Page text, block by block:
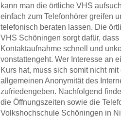
kann man die örtliche VHS
einfach zum Telefonhörer greifen
telefonisch beraten lassen. Die
VHS Schöningen sorgt dafür, dass
Kontaktaufnahme schnell und
vonstattengeht. Wer Interesse an
Kurs hat, muss sich somit nicht mit
allgemeinen Anonymität des
zufriedengeben. Nachfolgend
die Öffnungszeiten sowie die
Volkshochschule Schöningen in